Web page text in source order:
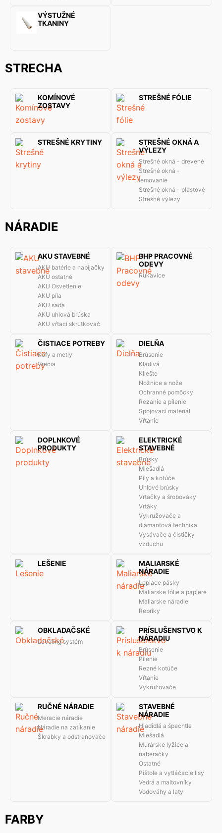
VÝSTUŽNÉ
TKANINY
STRECHA
KOMÍNOVÉ
ZOSTAVY
STREŠNÉ FÓLIE
STREŠNÉ KRYTINY
STREŠNÉ OKNÁ A
VÝLEZY
Strešné okná - drevené
Strešné okná -
lemovanie
Strešné okná - plastové
Strešné výlezy
NÁRADIE
AKU STAVEBNÉ
AKU batérie a nabíjačky
AKU ostatné
AKU Osvetlenie
AKU píla
AKU sada
AKU uhlová brúska
AKU vŕtací skrutkovač
BHP PRACOVNÉ
ODEVY
Rukavice
ČISTIACE POTREBY
Kefy a metly
Vrecia
DIELŇA
Brúsenie
Kladivá
Kliešte
Nožnice a nože
Ochranné pomôcky
Rezanie a pílenie
Spojovací materiál
Vŕtanie
DOPLNKOVÉ
PRODUKTY
ELEKTRICKÉ
STAVEBNÉ
Brúsky
Miešadlá
Píly a kotúče
Uhlové brúsky
Vrtačky a šrobováky
Vrtáky
Vykružovače a
diamantová technika
Vysávače a čističky
vzduchu
LEŠENIE
MALIARSKÉ
NÁRADIE
Lepiace pásky
Maliarske fólie a papiere
Maliarske náradie
Rebríky
OBKLADAČSKÉ
Leveling systém
PRÍSLUŠENSTVO K
NÁRADIU
Brúsenie
Pílenie
Rezné kotúče
Vŕtanie
Vykružovače
RUČNÉ NÁRADIE
Meracie náradie
Náradie na zatĺkanie
Škrabky a odstraňovače
STAVEBNÉ
NÁRADIE
Hladidlá a špachtle
Miešadlá
Murárske lyžice a
naberačky
Ostatné
Pištole a vytláčacie lisy
Vedrá a maltovníky
Vodováhy a laty
FARBY